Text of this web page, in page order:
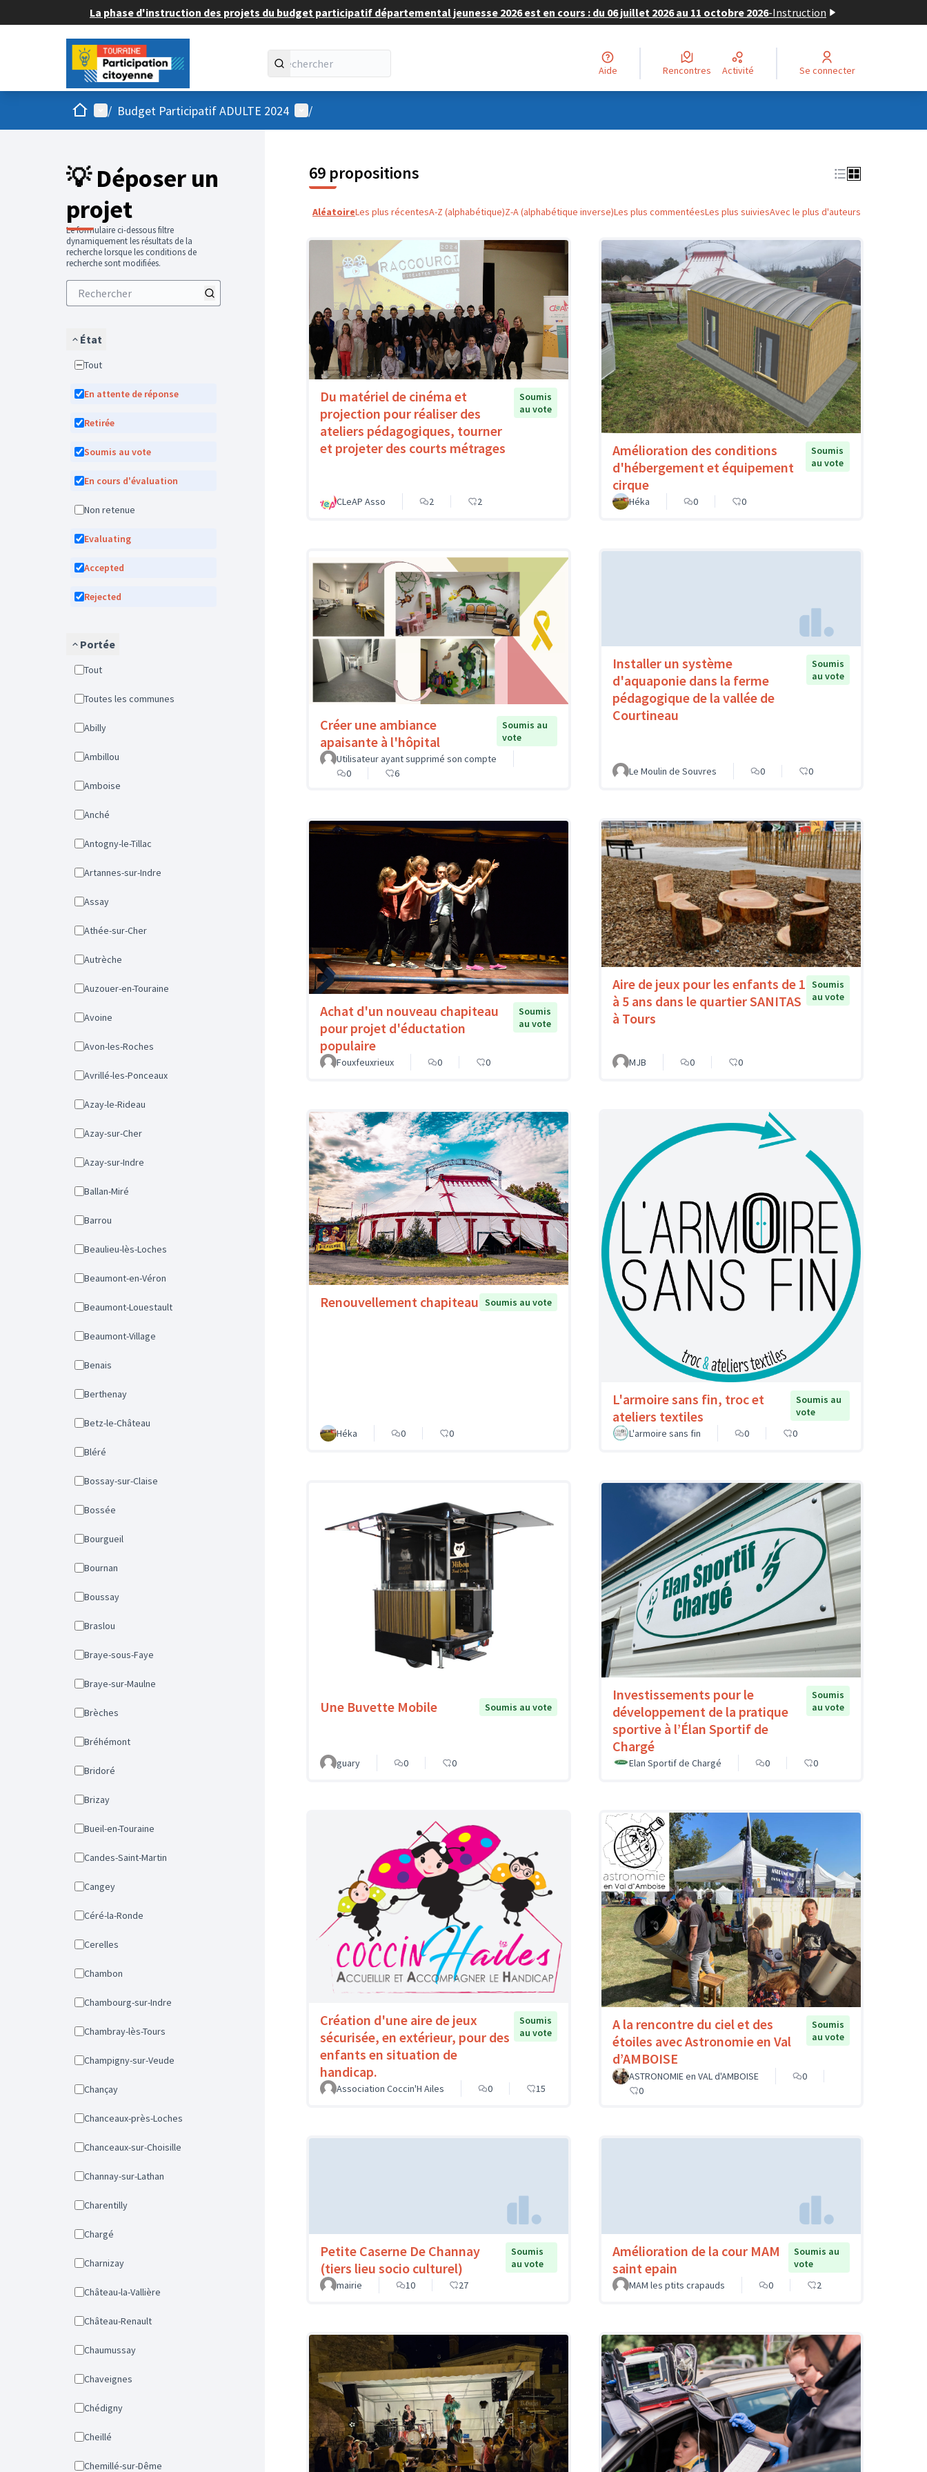
La phase d'instruction des projets du budget participatif départemental jeunesse 2026 est en cours : du 06 juillet 2026 au 11 octobre 2026-Instruction
Aide Rencontres Activité Se connecter
AccueilMenu principal
/ Budget Participatif ADULTE 2024 Menu utilisateur
/
💡 Déposer un
projet
Le formulaire ci-dessous filtre
dynamiquement les résultats de la
recherche lorsque les conditions de
recherche sont modifiées.
État
Tout
En attente de réponse
Retirée
Soumis au vote
En cours d'évaluation
Non retenue
Evaluating
Accepted
Rejected
Portée
Tout
Toutes les communes
Abilly
Ambillou
Amboise
Anché
Antogny-le-Tillac
Artannes-sur-Indre
Assay
Athée-sur-Cher
Autrèche
Auzouer-en-Touraine
Avoine
Avon-les-Roches
Avrillé-les-Ponceaux
Azay-le-Rideau
Azay-sur-Cher
Azay-sur-Indre
Ballan-Miré
Barrou
Beaulieu-lès-Loches
Beaumont-en-Véron
Beaumont-Louestault
Beaumont-Village
Benais
Berthenay
Betz-le-Château
Bléré
Bossay-sur-Claise
Bossée
Bourgueil
Bournan
Boussay
Braslou
Braye-sous-Faye
Braye-sur-Maulne
Brèches
Bréhémont
Bridoré
Brizay
Bueil-en-Touraine
Candes-Saint-Martin
Cangey
Céré-la-Ronde
Cerelles
Chambon
Chambourg-sur-Indre
Chambray-lès-Tours
Champigny-sur-Veude
Chançay
Chanceaux-près-Loches
Chanceaux-sur-Choisille
Channay-sur-Lathan
Charentilly
Chargé
Charnizay
Château-la-Vallière
Château-Renault
Chaumussay
Chaveignes
Chédigny
Cheillé
Chemillé-sur-Dême
69 propositions
AléatoireLes plus récentesA-Z (alphabétique)Z-A (alphabétique inverse)Les plus commentéesLes plus suiviesAvec le plus d'auteurs
Du matériel de cinéma et
projection pour réaliser des
ateliers pédagogiques, tourner
et projeter des courts métrages
Soumis
au vote
CLeAP Asso 2 2
Amélioration des conditions
d'hébergement et équipement
cirque
Soumis
au vote
Héka 0 0
Créer une ambiance
apaisante à l'hôpital
Soumis au
vote
Utilisateur ayant supprimé son compte
0
6
Installer un système
d'aquaponie dans la ferme
pédagogique de la vallée de
Courtineau
Soumis
au vote
Le Moulin de Souvres 0 0
Achat d'un nouveau chapiteau
pour projet d'éductation
populaire
Soumis
au vote
Fouxfeuxrieux 0 0
Aire de jeux pour les enfants de 1
à 5 ans dans le quartier SANITAS
à Tours
Soumis
au vote
MJB 0 0
Renouvellement chapiteau Soumis au vote
Héka 0 0
L'armoire sans fin, troc et
ateliers textiles
Soumis au
vote
L'armoire sans fin
0 0
Une Buvette Mobile Soumis au vote
guary 0 0
Investissements pour le
développement de la pratique
sportive à l’Élan Sportif de
Chargé
Soumis
au vote
Elan Sportif de Chargé 0 0
Création d'une aire de jeux
sécurisée, en extérieur, pour des
enfants en situation de
handicap.
Soumis
au vote
Association Coccin'H Ailes 0 15
A la rencontre du ciel et des
étoiles avec Astronomie en Val
d’AMBOISE
Soumis
au vote
ASTRONOMIE en VAL d'AMBOISE
0
0
Petite Caserne De Channay
(tiers lieu socio culturel)
Soumis
au vote
mairie
10 27
Amélioration de la cour MAM
saint epain
Soumis au
vote
MAM les ptits crapauds
0 2